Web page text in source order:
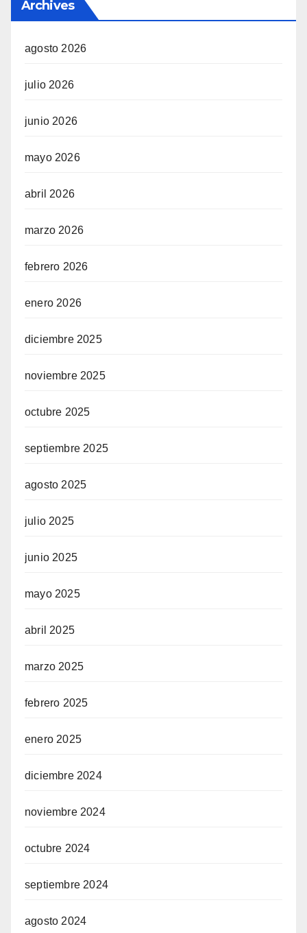
Archives
agosto 2026
julio 2026
junio 2026
mayo 2026
abril 2026
marzo 2026
febrero 2026
enero 2026
diciembre 2025
noviembre 2025
octubre 2025
septiembre 2025
agosto 2025
julio 2025
junio 2025
mayo 2025
abril 2025
marzo 2025
febrero 2025
enero 2025
diciembre 2024
noviembre 2024
octubre 2024
septiembre 2024
agosto 2024